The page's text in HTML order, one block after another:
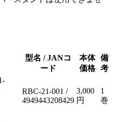
型名 / JANコ
ード
本体
価格
備
考
RBC-21-001 /
4949443208429
3,000
円
1
巻